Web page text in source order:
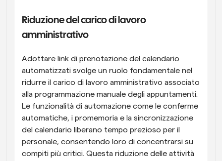
Riduzione del carico di lavoro
amministrativo
Adottare link di prenotazione del calendario
automatizzati svolge un ruolo fondamentale nel
ridurre il carico di lavoro amministrativo associato
alla programmazione manuale degli appuntamenti.
Le funzionalità di automazione come le conferme
automatiche, i promemoria e la sincronizzazione
del calendario liberano tempo prezioso per il
personale, consentendo loro di concentrarsi su
compiti più critici. Questa riduzione delle attività